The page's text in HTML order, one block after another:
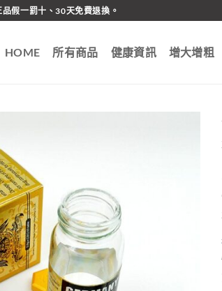
假一罰十、30天免費退換。
HOME 所有商品 健康資訊 增大增粗